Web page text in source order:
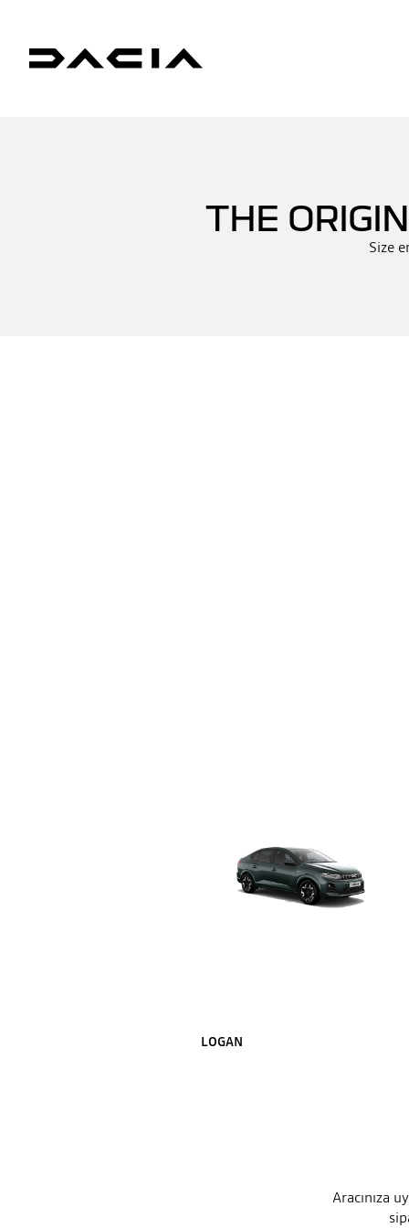
THE
Size
LOGAN
Aracınıza